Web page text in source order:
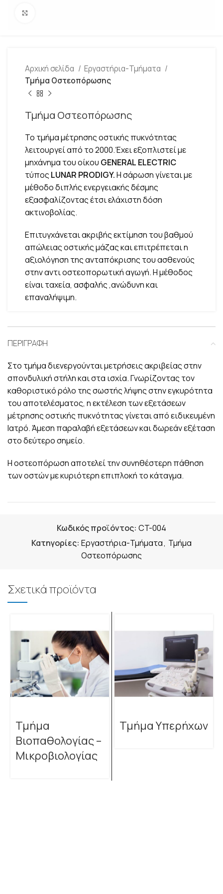
Αρχική σελίδα
Εργαστήρια-Τμήματα
Τμήμα Οστεοπόρωσης
Τμήμα Οστεοπόρωσης
Το τμήμα μέτρησης οστικής πυκνότητας
λειτουργεί από το 2000.Έχει εξοπλιστεί με
μηχάνημα του οίκου GENERAL ELECTRIC
τύπος LUNAR PRODIGY.Η σάρωση γίνεται με
μέθοδο διπλής ενεργειακής δέσμης
εξασφαλίζοντας έτσι ελάχιστη δόση
ακτινοβολίας.
Επιτυγχάνεται ακριβής εκτίμηση του βαθμού
απώλειας οστικής μάζας και επιτρέπεται η
αξιολόγηση της ανταπόκρισης του ασθενούς
στην αντι οστεοπορωτική αγωγή. Η μέθοδος
είναι ταχεία, ασφαλής ,ανώδυνη και
επαναλήψιμη.
ΠΕΡΙΓΡΑΦΉ
Στο τμήμα διενεργούνται μετρήσεις ακριβείας στην
σπονδυλική στήλη και στα ισχία. Γνωρίζοντας τον
καθοριστικό ρόλο της σωστής λήψης στην εγκυρότητα
του αποτελέσματος, η εκτέλεση των εξετάσεων
μέτρησης οστικής πυκνότητας γίνεται από ειδικευμένη
Ιατρό. Άμεση παραλαβή εξετάσεων και δωρεάν εξέταση
στο δεύτερο σημείο.
Η οστεοπόρωση αποτελεί την συνηθέστερη πάθηση
των οστών με κυριότερη επιπλοκή το κάταγμα.
Κωδικός προϊόντος: CT-004
Κατηγορίες: Εργαστήρια-Τμήματα, Τμήμα
Οστεοπόρωσης
Σχετικά προϊόντα
Τμήμα
Βιοπαθολογίας –
Μικροβιολογίας
Τμήμα Υπερήχων